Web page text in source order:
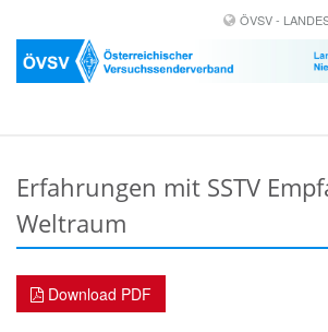
ÖVSV -
Erfahrungen mit SSTV
Weltraum
Download PDF